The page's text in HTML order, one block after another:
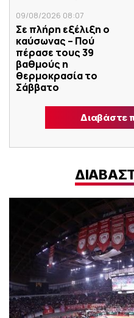
09/08/2026 08:07
Σε πλήρη εξέλιξη ο
καύσωνας – Πού
πέρασε τους 39
βαθμούς η
θερμοκρασία το
Σάββατο
Διαβάστε